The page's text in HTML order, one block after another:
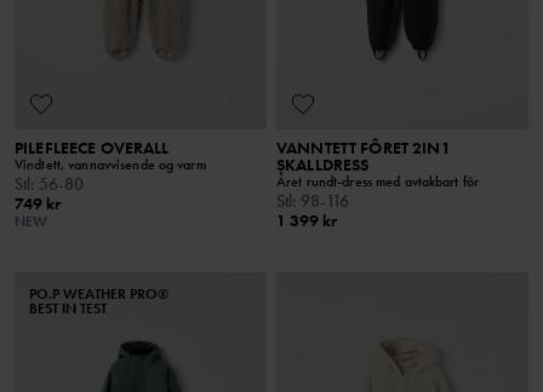
PILEFLEECE OVERALL
Vindtett, vannavvisende og varm
Stl: 56-80
749 kr
NEW
VANNTETT FÔRET 2IN1
SKALLDRESS
Året rundt-dress med avtakbart fôr
Stl: 98-116
1 399 kr
PO.P WEATHER PRO®
BEST IN TEST